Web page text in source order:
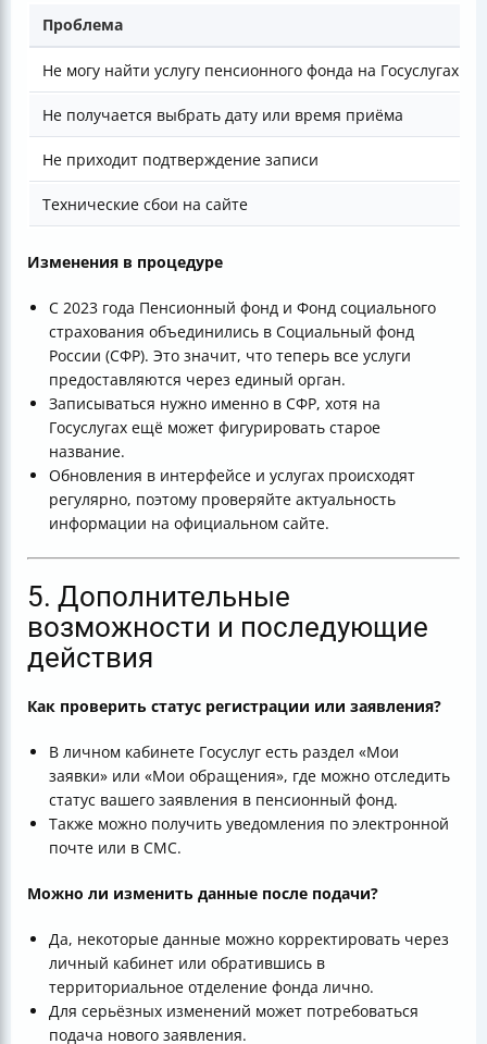
Проблема
Не могу найти услугу пенсионного фонда на Госуслугах
Не получается выбрать дату или время приёма
Не приходит подтверждение записи
Технические сбои на сайте
Изменения в процедуре
С 2023 года Пенсионный фонд и Фонд социального
страхования объединились в Социальный фонд
России (СФР). Это значит, что теперь все услуги
предоставляются через единый орган.
Записываться нужно именно в СФР, хотя на
Госуслугах ещё может фигурировать старое
название.
Обновления в интерфейсе и услугах происходят
регулярно, поэтому проверяйте актуальность
информации на официальном сайте.
5. Дополнительные
возможности и последующие
действия
Как проверить статус регистрации или заявления?
В личном кабинете Госуслуг есть раздел «Мои
заявки» или «Мои обращения», где можно отследить
статус вашего заявления в пенсионный фонд.
Также можно получить уведомления по электронной
почте или в СМС.
Можно ли изменить данные после подачи?
Да, некоторые данные можно корректировать через
личный кабинет или обратившись в
территориальное отделение фонда лично.
Для серьёзных изменений может потребоваться
подача нового заявления.